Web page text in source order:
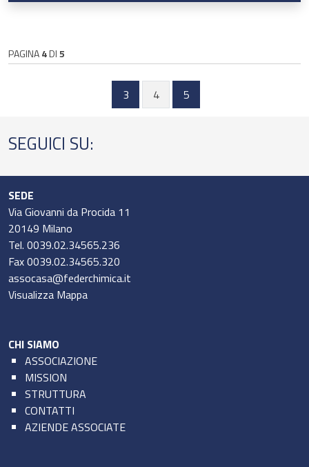
PAGINA4DI5
3 4 5
SEGUICI SU:
SEDE
Via Giovanni da Procida 11
20149 Milano
Tel. 0039.02.34565.236
Fax 0039.02.34565.320
assocasa@federchimica.it
Visualizza Mappa
CHI SIAMO
ASSOCIAZIONE
MISSION
STRUTTURA
CONTATTI
AZIENDE ASSOCIATE